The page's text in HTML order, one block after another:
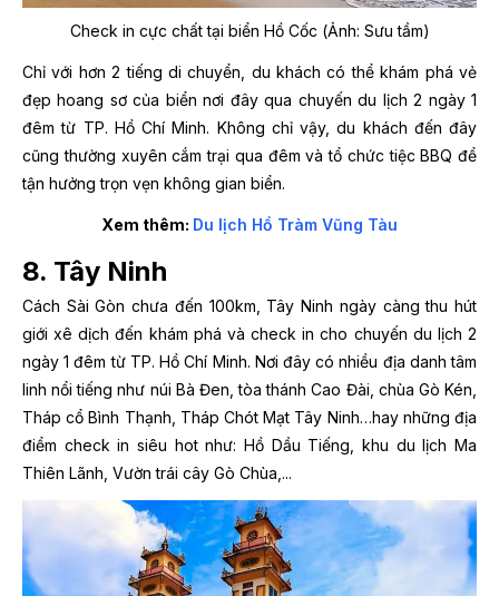
Check in cực chất tại biển Hồ Cốc (Ảnh: Sưu tầm)
Chỉ với hơn 2 tiếng di chuyển, du khách có thể khám phá vẻ
đẹp hoang sơ của biển nơi đây qua chuyến du lịch 2 ngày 1
đêm từ TP. Hồ Chí Minh. Không chỉ vậy, du khách đến đây
cũng thường xuyên cắm trại qua đêm và tổ chức tiệc BBQ để
tận hưởng trọn vẹn không gian biển.
Xem thêm: Du lịch Hồ Tràm Vũng Tàu
8. Tây Ninh
Cách Sài Gòn chưa đến 100km, Tây Ninh ngày càng thu hút
giới xê dịch đến khám phá và check in cho chuyến du lịch 2
ngày 1 đêm từ TP. Hồ Chí Minh. Nơi đây có nhiều địa danh tâm
linh nổi tiếng như núi Bà Đen, tòa thánh Cao Đài, chùa Gò Kén,
Tháp cổ Bình Thạnh, Tháp Chót Mạt Tây Ninh…hay những địa
điểm check in siêu hot như: Hồ Dầu Tiếng, khu du lịch Ma
Thiên Lãnh, Vườn trái cây Gò Chùa,...